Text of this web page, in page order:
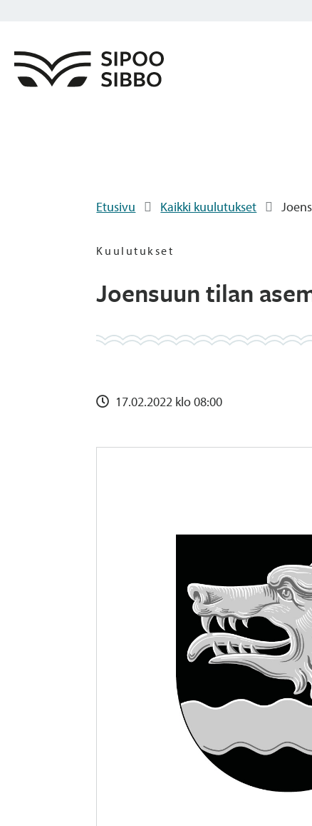
Etusivu Kaikki kuulutukset
Kuulutukset
Joensuun tilan
17.02.2022 klo 08:00